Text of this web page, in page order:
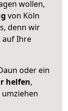
wollen,
von Köln
denn wir
auf Ihre
oder ein
helfen,